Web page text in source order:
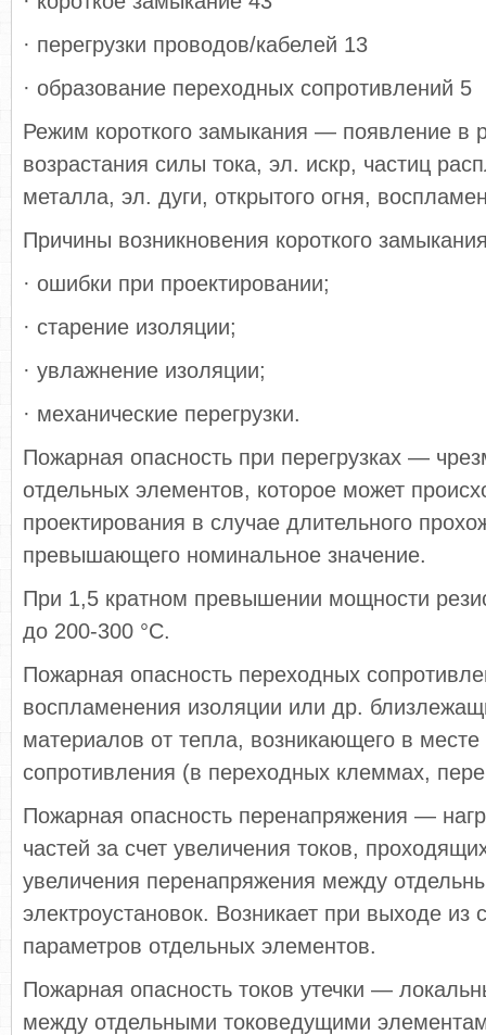
· перегрузки проводов/кабелей 13
· образование переходных сопротивлений 5
Режим короткого замыкания — появление в
возрастания силы тока, эл. искр, частиц
металла, эл. дуги, открытого огня,
Причины возникновения короткого
· ошибки при проектировании;
· старение изоляции;
· увлажнение изоляции;
· механические перегрузки.
Пожарная опасность при перегрузках —
отдельных элементов, которое может
проектирования в случае длительного
превышающего номинальное значение.
При 1,5 кратном превышении мощности
до 200-300 °С.
Пожарная опасность переходных
воспламенения изоляции или др.
материалов от тепла, возникающего в месте
сопротивления (в переходных клеммах,
Пожарная опасность перенапряжения —
частей за счет увеличения токов,
увеличения перенапряжения между
электроустановок. Возникает при выходе из
параметров отдельных элементов.
Пожарная опасность токов утечки —
между отдельными токоведущими